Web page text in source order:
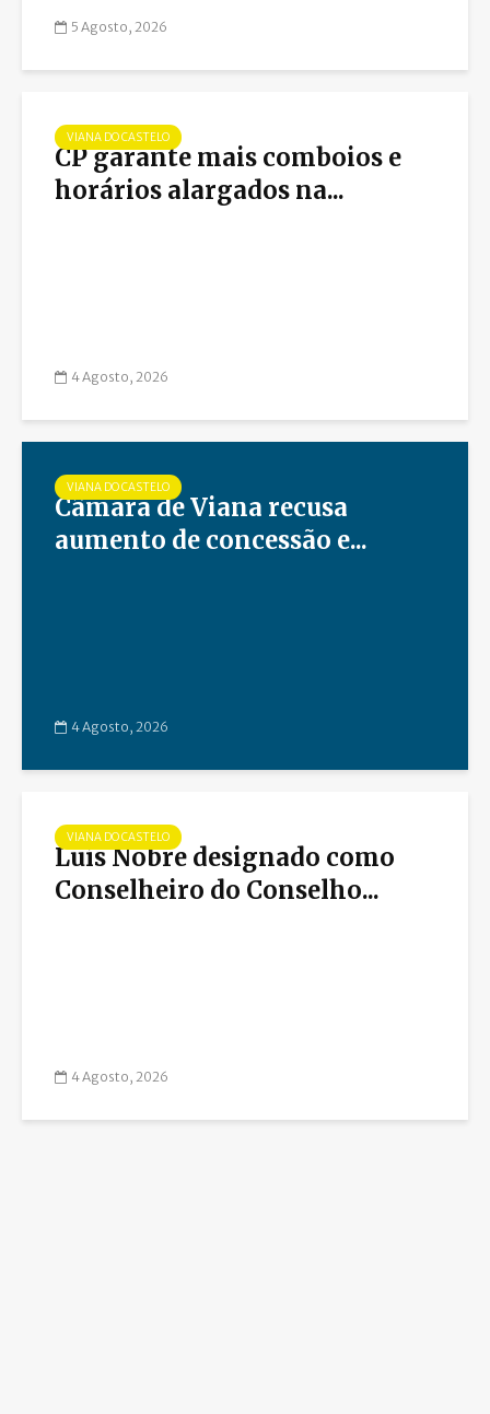
5 Agosto, 2026
VIANA DO CASTELO
CP garante mais comboios e
horários alargados na...
4 Agosto, 2026
VIANA DO CASTELO
Câmara de Viana recusa
aumento de concessão e...
4 Agosto, 2026
VIANA DO CASTELO
Luís Nobre designado como
Conselheiro do Conselho...
4 Agosto, 2026